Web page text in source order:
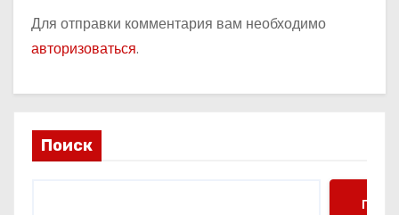
Для отправки комментария вам необходимо
авторизоваться.
Поиск
Поиск